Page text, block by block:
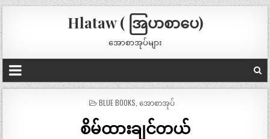
Hlataw ( အြပာစာပေ)
အောစာအုပ်များ
POSTED
BLUE BOOKS အောစာအုပ်
စိမ်ထားချင်တယ်